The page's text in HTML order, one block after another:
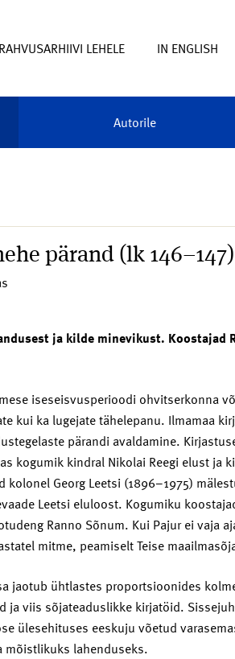
RAHVUSARHIIVI LEHELE IN ENGLISH
Autorile
pärand (lk 146–147)
ja kilde minevikust. Koostajad
iseseisvusperioodi ohvitserkonna
kui ka lugejate tähelepanu. Ilmamaa
pärandi avaldamine.
kogumik kindral Nikolai Reegi elust ja
kolonel Georg Leetsi (1896–1975)
Leetsi eluloost. Kogumiku
Ranno Sõnum. Kui Pajur ei vaja
mitme, peamiselt Teise
jaotub ühtlastes proportsioonides
ja viis sõjateaduslikke kirjatöid.
ülesehituses eeskuju võetud
mõistlikuks lahenduseks.